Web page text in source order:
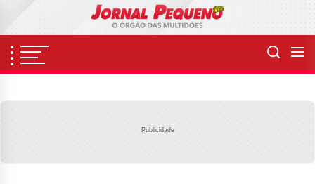
content
Publicidade